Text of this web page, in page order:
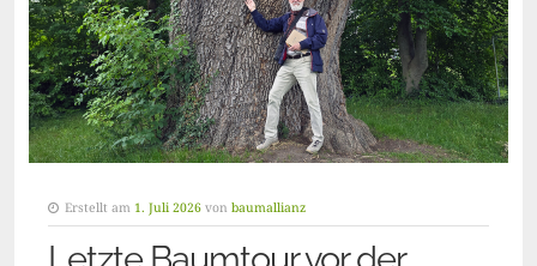
Erstellt am 1. Juli 2026 von baumallianz